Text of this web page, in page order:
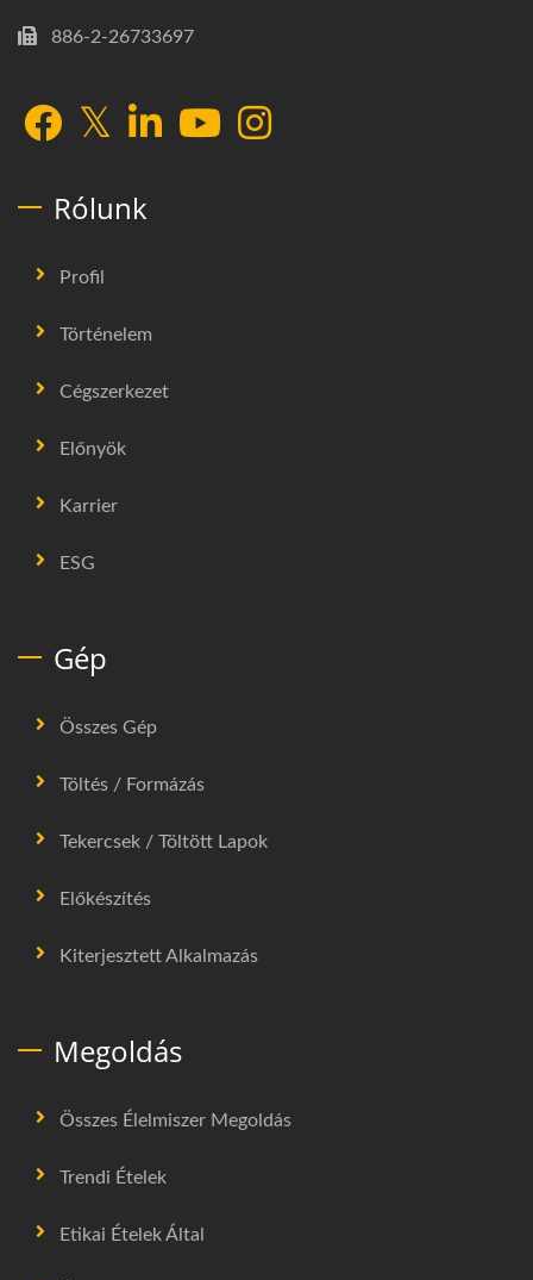
886-2-26733697
Rólunk
Profil
Történelem
Cégszerkezet
Előnyök
Karrier
ESG
Gép
Összes Gép
Töltés / Formázás
Tekercsek / Töltött Lapok
Előkészítés
Kiterjesztett Alkalmazás
Megoldás
Összes Élelmiszer Megoldás
Trendi Ételek
Etikai Ételek Által